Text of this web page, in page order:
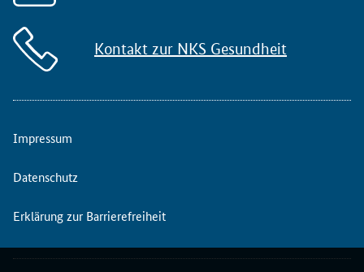
Kontakt zur NKS Gesundheit
Impressum
Datenschutz
Erklärung zur Barrierefreiheit